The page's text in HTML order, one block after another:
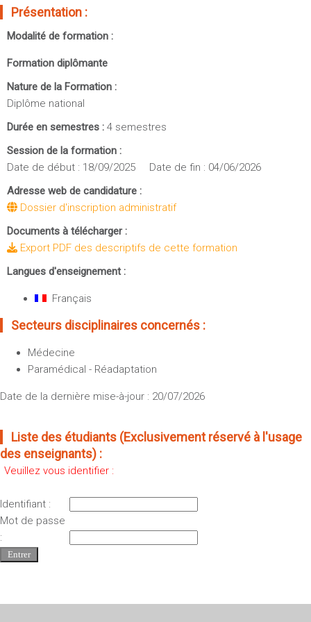
Sportives)
GEP (Génie Electrique des Procédés - Département composante)
Informatique (Département Composante)
Mécanique (Département composante)
Plan et accès
Intranet des personnels
Moodle
Emploi du temps
Messagerie
Stage et emploi
Portefeuille d'Expériences et
Fermer
Présentation :
Modalité de formation :
Formation diplômante
Nature de la Formation :
Diplôme national
Durée en semestres : 4 semestres
Session de la formation :
Date de début : 18/09/2025 Date de fin : 04/06/2026
Adresse web de candidature :
Dossier d'inscription administratif
Documents à télécharger :
Export PDF des descriptifs de cette formation
Langues d'enseignement :
Français
Secteurs disciplinaires concernés :
Médecine
Paramédical - Réadaptation
Date de la dernière mise-à-jour : 20/07/2026
Liste des étudiants (Exclusivement réservé à l'usage
des enseignants) :
Veuillez vous identifier :
Identifiant :
Mot de passe
: